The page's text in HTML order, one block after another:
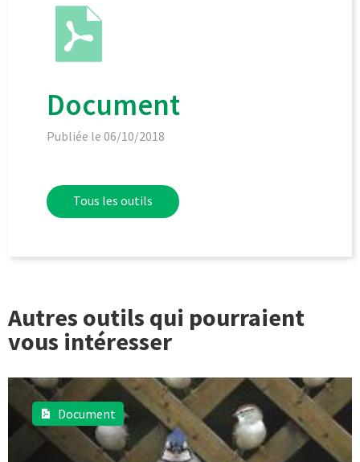
Document
Publiée le 06/10/2018
Tous les outils
Autres outils qui pourraient
vous intéresser
Document